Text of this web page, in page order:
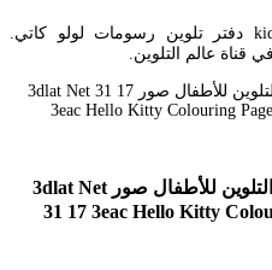
رسومات تلوين هيلو كيتي – kidipage دفتر تلوين رسومات لولو كاتي.
قناة عالم التلوين.
هيلو كيتى للتلوين رسومات سهلة التلوين للأطفال صور 3dlat Net
31 17 3eac Hello Kitty